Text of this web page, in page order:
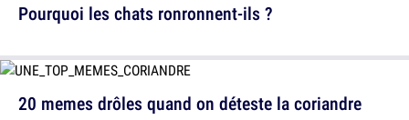
Pourquoi les chats ronronnent-ils ?
20 memes drôles quand on déteste la coriandre